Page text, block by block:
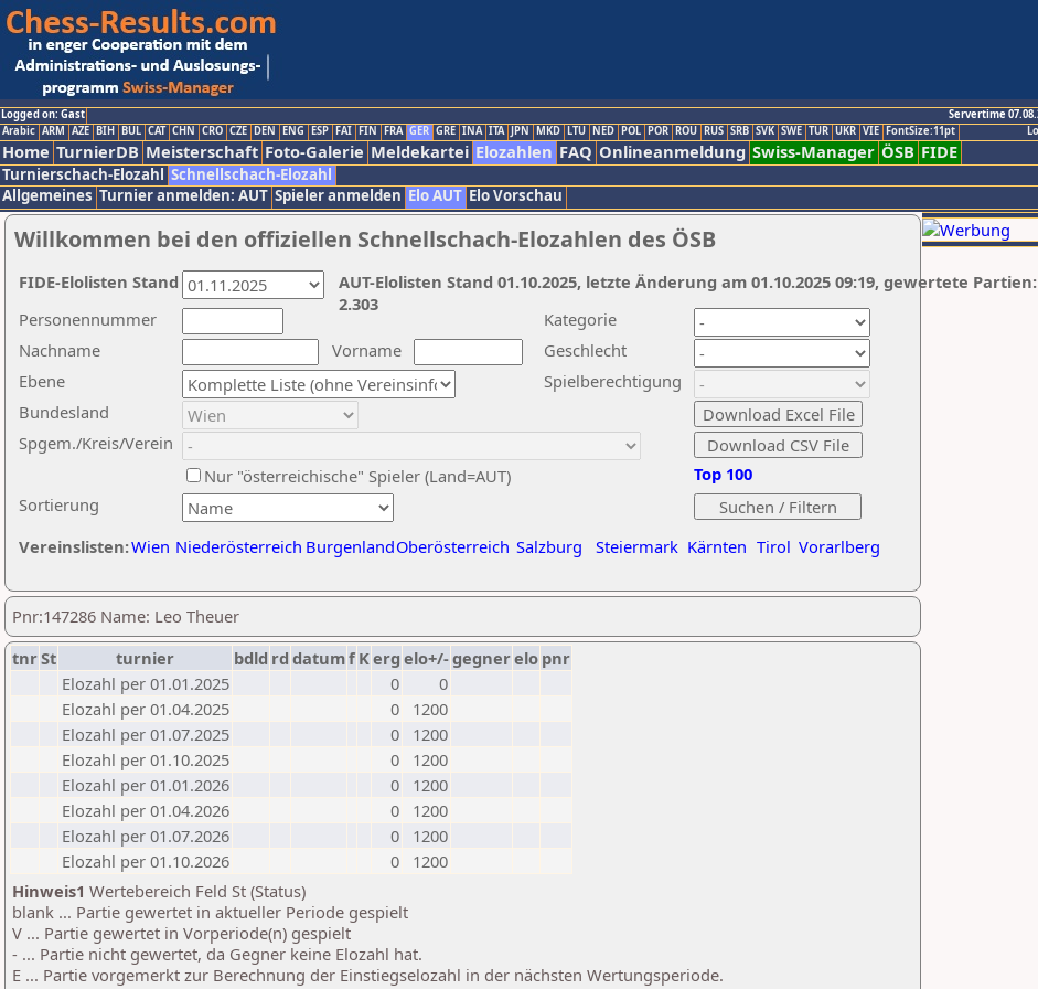
Logged on: Gast
Servertime
Arabic ARM AZE BIH BUL CAT CHN CRO CZE DEN ENG ESP FAI FIN FRA GER GRE INA ITA JPN MKD LTU NED POL POR ROU RUS SRB SVK SWE TUR UKR VIE FontSize:11pt
Home TurnierDB Meisterschaft Foto-Galerie Meldekartei Elozahlen FAQ Onlineanmeldung Swiss-Manager ÖSB FIDE
Turnierschach-Elozahl Schnellschach-Elozahl
Allgemeines Turnier anmelden: AUT Spieler anmelden Elo AUT Elo Vorschau
Willkommen bei den offiziellen Schnellschach-Elozahlen des ÖSB
Nachname
Vorname
Ebene
Kategorie
Sortierung
Personennummer
Bundesland
Spgem./Kreis/Verein
Geschlecht
Nur "österreichische" Spieler (Land=AUT)
Spielberechtigung
Vereinslisten:Wien Niederösterreich BurgenlandOberösterreich Salzburg Steiermark Kärnten Tirol Vorarlberg
Top 100
AUT-Elolisten Stand 01.10.2025, letzte Änderung am 01.10.2025 09:19, gewertete Partien:
2.303
FIDE-Elolisten Stand
Pnr:147286 Name: Leo Theuer
tnrSt turnier bdld rd datumf Kerg elo+/-gegnerelo pnr
Elozahl per 01.01.2025
0
0
Elozahl per 01.04.2025
0
1200
Elozahl per 01.07.2025
0
1200
Elozahl per 01.10.2025
0
1200
Elozahl per 01.01.2026
0
1200
Elozahl per 01.04.2026
0
1200
Elozahl per 01.07.2026
0
1200
Elozahl per 01.10.2026
0
1200
Hinweis1 Wertebereich Feld St (Status)
blank ... Partie gewertet in aktueller Periode gespielt
V ... Partie gewertet in Vorperiode(n) gespielt
- ... Partie nicht gewertet, da Gegner keine Elozahl hat.
E ... Partie vorgemerkt zur Berechnung der Einstiegselozahl in der nächsten Wertungsperiode.